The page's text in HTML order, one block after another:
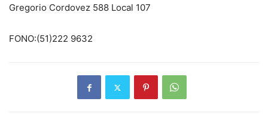
Gregorio Cordovez 588 Local 107
FONO:(51)222 9632